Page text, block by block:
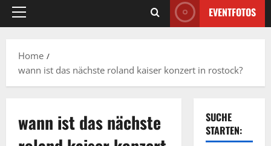
Primary
EVENTFOTOS
Home
wann ist das nächste roland kaiser konzert in rostock?
wann ist das nächste
SUCHE
STARTEN: